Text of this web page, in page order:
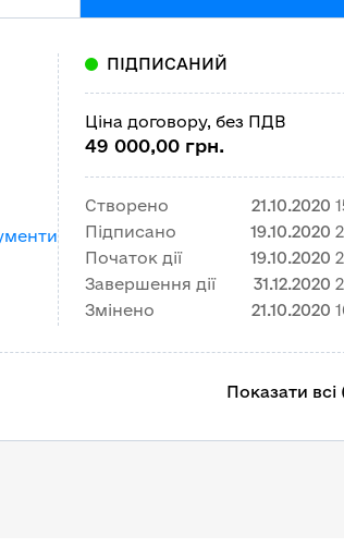
ПІДПИСАНИЙ
Ціна договору, без ПДВ
49 000,00 грн.
Створено 21.10.2020
Підписано
19.10.2020
Початок дії
19.10.2020
Завершення дії
31.12.2020
Змінено
21.10.2020
Показати всі